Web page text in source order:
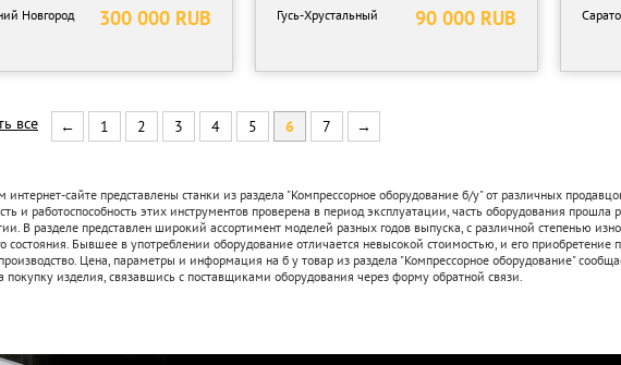
300 000 RUB
Новгород 90 000 RUB
Гусь-Хрустальный
все ← 1 2 3 4 5 6 7 →
интернет-сайте представлены станки из раздела "Компрессорное оборудование б/у" от различных
и работоспособность этих инструментов проверена в период эксплуатации, часть оборудования прошла
В разделе представлен широкий ассортимент моделей разных годов выпуска, с различной степенью
состояния. Бывшее в употреблении оборудование отличается невысокой стоимостью, и его приобретение
Цена, параметры и информация на б у товар из раздела "Компрессорное оборудование"
покупку изделия, связавшись с поставщиками оборудования через форму обратной связи.